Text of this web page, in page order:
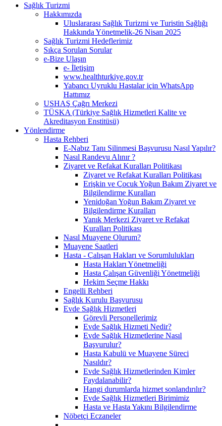
Sağlık Turizmi
Hakkımızda
Uluslararası Sağlık Turizmi ve Turistin Sağlığı
Hakkında Yönetmelik-26 Nisan 2025
Sağlık Turizmi Hedeflerimiz
Sıkça Sorulan Sorular
e-Bize Ulaşın
e- İletişim
www.healthturkiye.gov.tr
Yabancı Uyruklu Hastalar için WhatsApp
Hattımız
USHAŞ Çağrı Merkezi
TÜSKA (Türkiye Sağlık Hizmetleri Kalite ve
Akreditasyon Enstitüsü)
Yönlendirme
Hasta Rehberi
E-Nabız Tanı Silinmesi Başvurusu Nasıl Yapılır?
Nasıl Randevu Alınır ?
Ziyaret ve Refakat Kuralları Politikası
Ziyaret ve Refakat Kuralları Politikası
Erişkin ve Çocuk Yoğun Bakım Ziyaret ve
Bilgilendirme Kuralları
Yenidoğan Yoğun Bakım Ziyaret ve
Bilgilendirme Kuralları
Yanık Merkezi Ziyaret ve Refakat
Kuralları Politikası
Nasıl Muayene Olurum?
Muayene Saatleri
Hasta - Çalışan Hakları ve Sorumlulukları
Hasta Hakları Yönetmeliği
Hasta Çalışan Güvenliği Yönetmeliği
Hekim Seçme Hakkı
Engelli Rehberi
Sağlık Kurulu Başvurusu
Evde Sağlık Hizmetleri
Görevli Personellerimiz
Evde Sağlık Hizmeti Nedir?
Evde Sağlık Hizmetlerine Nasıl
Başvurulur?
Hasta Kabulü ve Muayene Süreci
Nasıldır?
Evde Sağlık Hizmetlerinden Kimler
Faydalanabilir?
Hangi durumlarda hizmet sonlandırılır?
Evde Sağlık Hizmetleri Birimimiz
Hasta ve Hasta Yakını Bilgilendirme
Nöbetçi Eczaneler